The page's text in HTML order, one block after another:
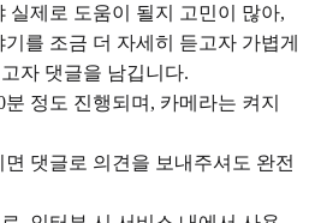
실제로 도움이 될지 고민이 많아,
를 조금 더 자세히 듣고자 가볍게
자 댓글을 남깁니다.
정도 진행되며, 카메라는 켜지
댓글로 의견을 보내주셔도 완전